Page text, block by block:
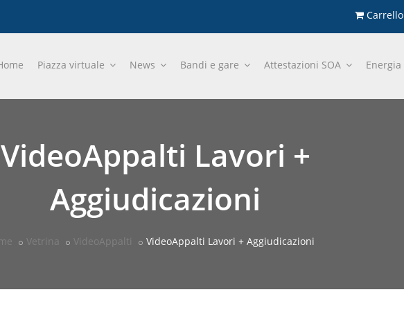
Carrello
Piazza virtuale News Bandi e gare Attestazioni SOA Energia
VideoAppalti Lavori +
Aggiudicazioni
Vetrina VideoAppalti VideoAppalti Lavori + Aggiudicazioni